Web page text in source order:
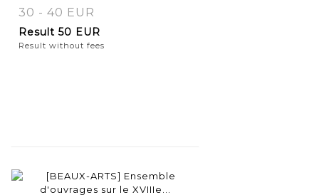
30 - 40 EUR
Result 50 EUR
Result without fees